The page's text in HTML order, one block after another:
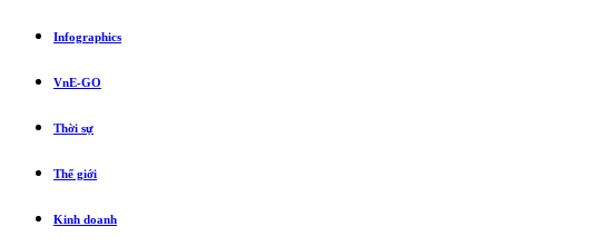
Infographics
VnE-GO
Thời sự
Thế giới
Kinh doanh